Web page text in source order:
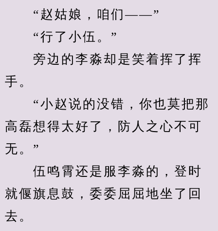
“赵姑娘，咱们——”
“行了小伍。”
旁边的李淼却是笑着挥了挥
手。
“小赵说的没错，你也莫把那
高磊想得太好了，防人之心不可
无。”
伍鸣霄还是服李淼的，登时
就偃旗息鼓，委委屈屈地坐了回
去。